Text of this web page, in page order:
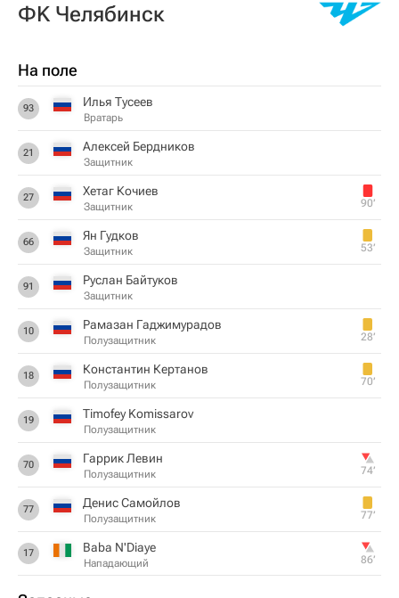
ФK Челябинск
На поле
93 Илья Тусеев
Вратарь
21 Алексей Бердников
Защитник
27 Хетаг Кочиев
Защитник 90‎’‎
66 Ян Гудков
Защитник 53‎’‎
91 Руслан Байтуков
Защитник
10 Рамазан Гаджимурадов
Полузащитник 28‎’‎
18 Константин Кертанов
Полузащитник 70‎’‎
19 Timofey Komissarov
Полузащитник
70 Гаррик Левин
Полузащитник 74‎’‎
77 Денис Самойлов
Полузащитник 77‎’‎
17 Baba N'Diaye
Нападающий 86‎’‎